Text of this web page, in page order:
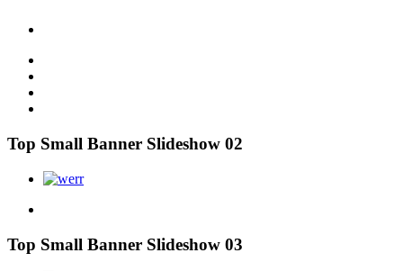
Top Small Banner Slideshow 02
Top Small Banner Slideshow 03